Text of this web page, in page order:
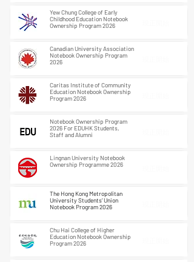
Yew Chung College of Early
Childhood Education Notebook
Ownership Program 2026
Canadian University Association
Notebook Ownership Program
2026
Caritas Institute of Community
Education Notebook Ownership
Program 2026
Notebook Ownership Program
2026 For EDUHK Students,
Staff and Alumni
Lingnan University Notebook
Ownership Programme 2026
The Hong Kong Metropolitan
University Students’ Union
Notebook Program 2026
Chu Hai College of Higher
Education Notebook Ownership
Program 2026